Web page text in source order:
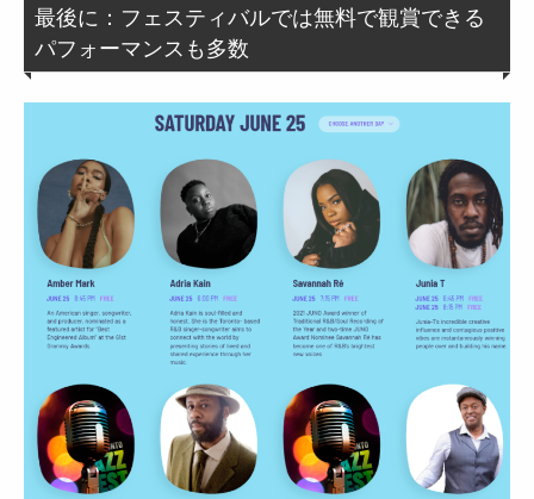
最後に：フェスティバルでは無料で観賞できる
パフォーマンスも多数